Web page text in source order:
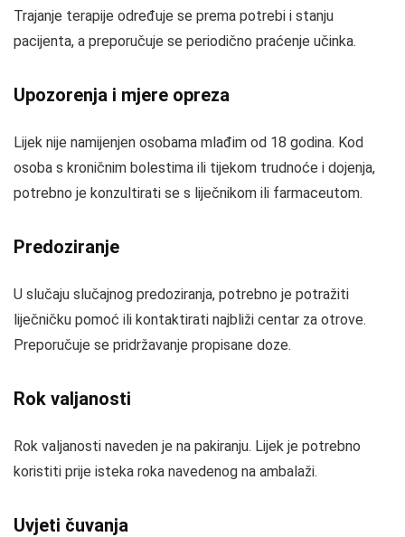
Trajanje terapije određuje se prema potrebi i stanju
pacijenta, a preporučuje se periodično praćenje učinka.
Upozorenja i mjere opreza
Lijek nije namijenjen osobama mlađim od 18 godina. Kod
osoba s kroničnim bolestima ili tijekom trudnoće i dojenja,
potrebno je konzultirati se s liječnikom ili farmaceutom.
Predoziranje
U slučaju slučajnog predoziranja, potrebno je potražiti
liječničku pomoć ili kontaktirati najbliži centar za otrove.
Preporučuje se pridržavanje propisane doze.
Rok valjanosti
Rok valjanosti naveden je na pakiranju. Lijek je potrebno
koristiti prije isteka roka navedenog na ambalaži.
Uvjeti čuvanja